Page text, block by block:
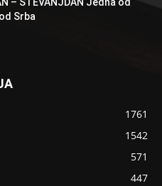
– STEVANJDAN Jedna od
Srba
1761
1542
571
447